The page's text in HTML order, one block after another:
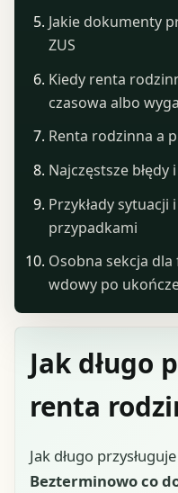
Jak długo
renta
Jak długo
Bezterminowo co
Jakie dokumenty
ZUS
Kiedy renta
czasowa albo
Renta rodzinna a
Najczęstsze błędy
Przykłady
przypadkami
Osobna sekcja
wdowy po